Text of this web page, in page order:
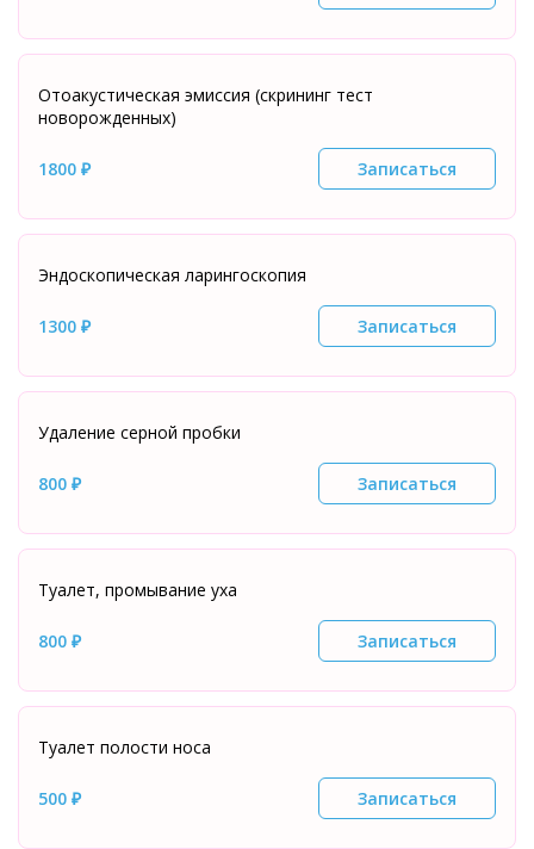
Отоакустическая эмиссия (скрининг тест
новорожденных)
1800 ₽ Записаться
Эндоскопическая ларингоскопия
1300 ₽ Записаться
Удаление серной пробки
800 ₽ Записаться
Туалет, промывание уха
800 ₽ Записаться
Туалет полости носа
500 ₽ Записаться